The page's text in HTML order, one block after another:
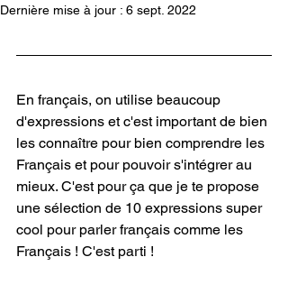
Dernière mise à jour : 6 sept. 2022
En français, on utilise beaucoup
d'expressions et c'est important de bien
les connaître pour bien comprendre les
Français et pour pouvoir s'intégrer au
mieux. C'est pour ça que je te propose
une sélection de 10 expressions super
cool pour parler français comme les
Français ! C'est parti !